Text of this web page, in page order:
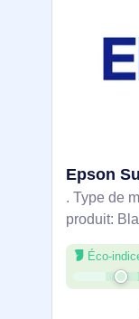
. Type de
produit:
EMP-
730,
765, EMP-
colis: 203
Éco-